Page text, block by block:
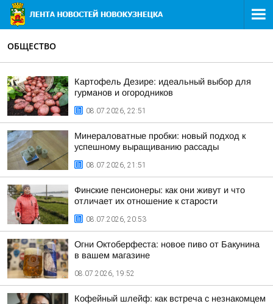
ОБЩЕСТВО
Картофель Дезире: идеальный выбор для
гурманов и огородников
08.07.2026, 22:51
Минераловатные пробки: новый подход к
успешному выращиванию рассады
08.07.2026, 21:51
Финские пенсионеры: как они живут и что
отличает их отношение к старости
08.07.2026, 20:53
Огни Октоберфеста: новое пиво от Бакунина
в вашем магазине
08.07.2026, 19:52
Кофейный шлейф: как встреча с незнакомцем